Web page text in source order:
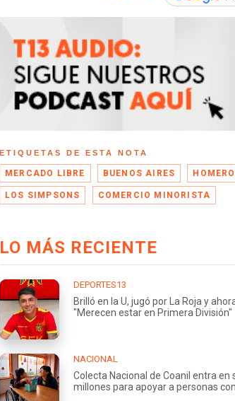
ETIQUETAS DE ESTA NOTA
MERCADO LIBRE BUENOS AIRES
LOS SIMPSONS COMERCIO MINORISTA
LO MÁS RECIENTE
DEPORTES13
Brilló en la U, jugó por La Roja y
"Merecen estar en Primera División"
NACIONAL
Colecta Nacional de Coanil entra
millones para apoyar a personas